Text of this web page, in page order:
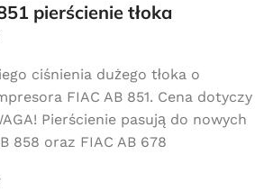
pierścienie tłoka
ciśnienia dużego tłoka o
FIAC AB 851. Cena dotyczy
Pierścienie pasują do nowych
858 oraz FIAC AB 678